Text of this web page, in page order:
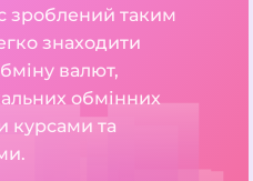
зроблений таким
знаходити
валют,
обмінних
курсами та